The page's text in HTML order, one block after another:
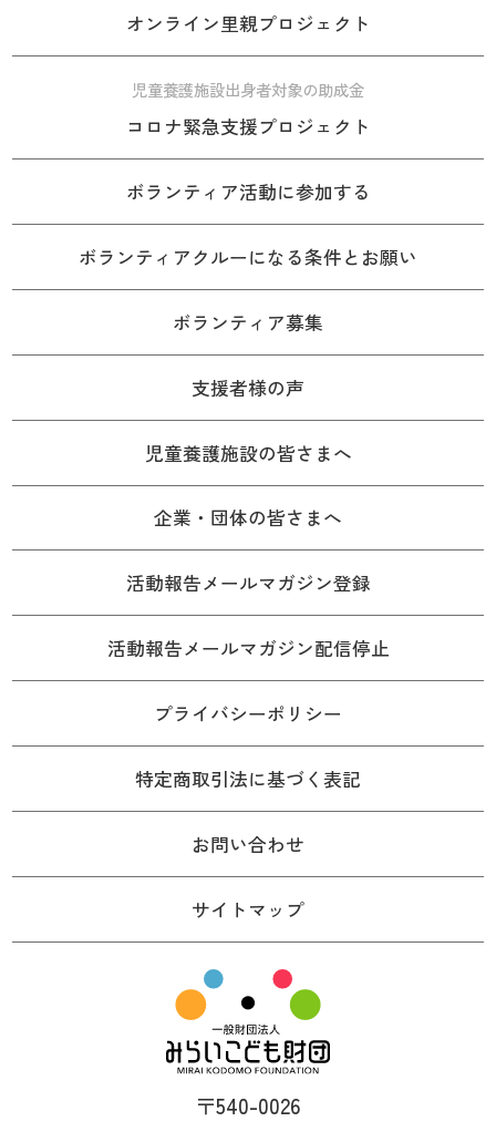
オンライン里親プロジェクト
児童養護施設出身者対象の助成金
コロナ緊急支援プロジェクト
ボランティア活動に参加する
ボランティアクルーになる条件とお願い
ボランティア募集
支援者様の声
児童養護施設の皆さまへ
企業・団体の皆さまへ
活動報告メールマガジン登録
活動報告メールマガジン配信停止
プライバシーポリシー
特定商取引法に基づく表記
お問い合わせ
サイトマップ
〒540-0026